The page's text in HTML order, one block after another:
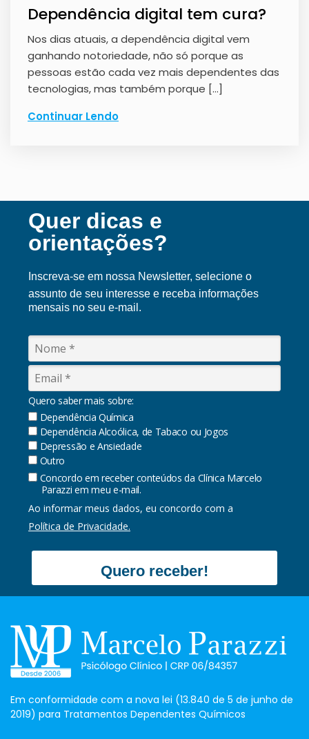
Dependência digital tem cura?
Nos dias atuais, a dependência digital vem
ganhando notoriedade, não só porque as
pessoas estão cada vez mais dependentes das
tecnologias, mas também porque […]
Continuar Lendo
Quer dicas e
orientações?
Inscreva-se em nossa Newsletter, selecione o
assunto de seu interesse e receba informações
mensais no seu e-mail.
Quero saber mais sobre:
Dependência Química
Dependência Alcoólica, de Tabaco ou Jogos
Depressão e Ansiedade
Outro
Concordo em receber conteúdos da Clínica Marcelo
Parazzi em meu e-mail.
Ao informar meus dados, eu concordo com a
Política de Privacidade.
Quero receber!
Em conformidade com a nova lei (13.840 de 5 de junho de
2019) para Tratamentos Dependentes Químicos